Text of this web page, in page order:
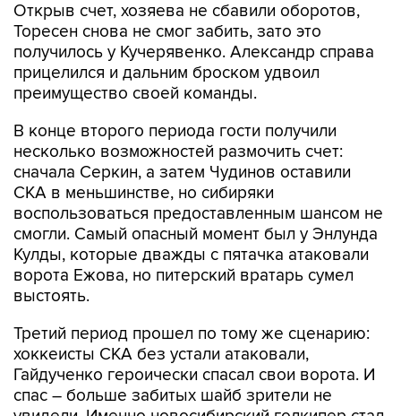
Открыв счет, хозяева не сбавили оборотов,
Торесен снова не смог забить, зато это
получилось у Кучерявенко. Александр справа
прицелился и дальним броском удвоил
преимущество своей команды.
В конце второго периода гости получили
несколько возможностей размочить счет:
сначала Серкин, а затем Чудинов оставили
СКА в меньшинстве, но сибиряки
воспользоваться предоставленным шансом не
смогли. Самый опасный момент был у Энлунда
Кулды, которые дважды с пятачка атаковали
ворота Ежова, но питерский вратарь сумел
выстоять.
Третий период прошел по тому же сценарию:
хоккеисты СКА без устали атаковали,
Гайдученко героически спасал свои ворота. И
спас – больше забитых шайб зрители не